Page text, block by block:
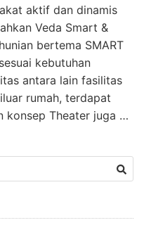
aktif dan dinamis
Veda Smart &
bertema SMART
kebutuhan
antara lain fasilitas
rumah, terdapat
konsep Theater juga …